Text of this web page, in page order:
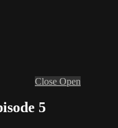
Close Open
5